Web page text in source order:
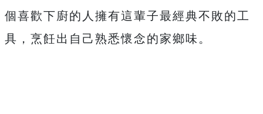
個喜歡下廚的人擁有這輩子最經典不敗的工
具，烹飪出自己熟悉懷念的家鄉味。